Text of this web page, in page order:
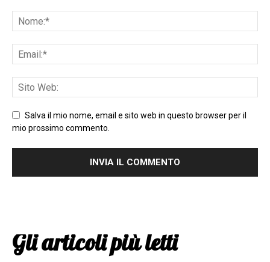
Salva il mio nome, email e sito web in questo browser per il
mio prossimo commento.
Gli articoli più letti